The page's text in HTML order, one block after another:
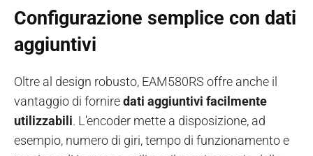
Configurazione semplice con dati
aggiuntivi
Oltre al design robusto, EAM580RS offre anche il
vantaggio di forniredati aggiuntivi facilmente
utilizzabili. L'encoder mette a disposizione, ad
esempio, numero di giri, tempo di funzionamento e